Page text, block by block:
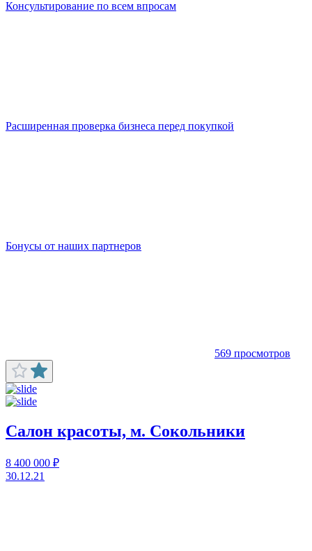
Консультирование по всем впросам
Расширенная проверка бизнеса перед покупкой
Бонусы от наших партнеров
569 просмотров
Салон красоты, м. Сокольники
8 400 000 ₽
30.12.21